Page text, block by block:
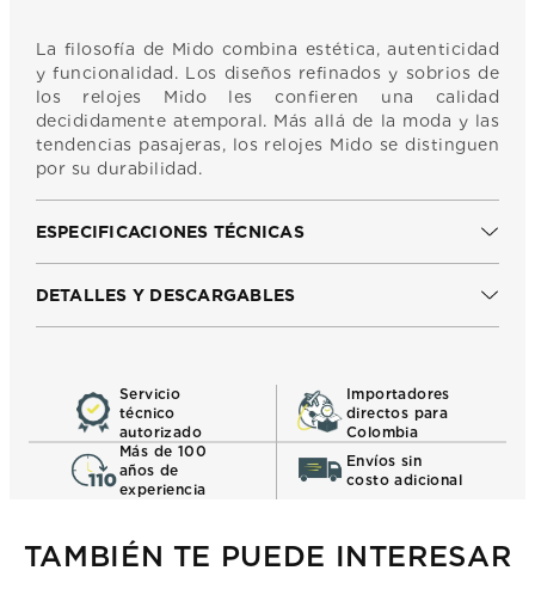
La filosofía de Mido combina estética, autenticidad
y funcionalidad. Los diseños refinados y sobrios de
los relojes Mido les confieren una calidad
decididamente atemporal. Más allá de la moda y las
tendencias pasajeras, los relojes Mido se distinguen
por su durabilidad.
ESPECIFICACIONES TÉCNICAS
DETALLES Y DESCARGABLES
Servicio
técnico
autorizado
Importadores
directos para
Colombia
Más de 100
años de
experiencia
Envíos sin
costo adicional
TAMBIÉN TE PUEDE INTERESAR